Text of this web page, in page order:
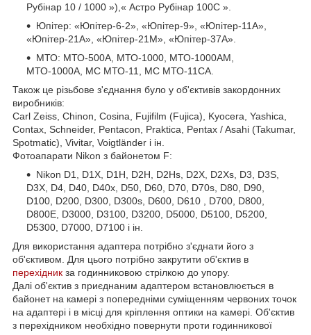
Рубінар 10 / 1000 »),« Астро Рубінар 100С ».
Юпітер: «Юпітер-6-2», «Юпітер-9», «Юпітер-11А»,
«Юпітер-21А», «Юпітер-21М», «Юпітер-37А».
МТО: МТО-500А, МТО-1000, МТО-1000АМ,
МТО-1000А, МС МТО-11, МС МТО-11СА.
Також це різьбове з'єднання було у об'єктивів закордонних
виробників:
Carl Zeiss, Chinon, Cosina, Fujifilm (Fujica), Kyocera, Yashica,
Contax, Schneider, Pentacon, Praktica, Pentax / Asahi (Takumar,
Spotmatic), Vivitar, Voigtländer і ін.
Фотоапарати Nikon з байонетом F:
Nikon D1, D1X, D1H, D2H, D2Hs, D2X, D2Xs, D3, D3S,
D3X, D4, D40, D40x, D50, D60, D70, D70s, D80, D90,
D100, D200, D300, D300s, D600, D610 , D700, D800,
D800E, D3000, D3100, D3200, D5000, D5100, D5200,
D5300, D7000, D7100 і ін.
Для використання адаптера потрібно з'єднати його з
об'єктивом. Для цього потрібно закрутити об'єктив в
перехідник за годинниковою стрілкою до упору.
Далі об'єктив з приєднаним адаптером встановлюється в
байонет на камері з попередніми суміщенням червоних точок
на адаптері і в місці для кріплення оптики на камері. Об'єктив
з перехідником необхідно повернути проти годинникової